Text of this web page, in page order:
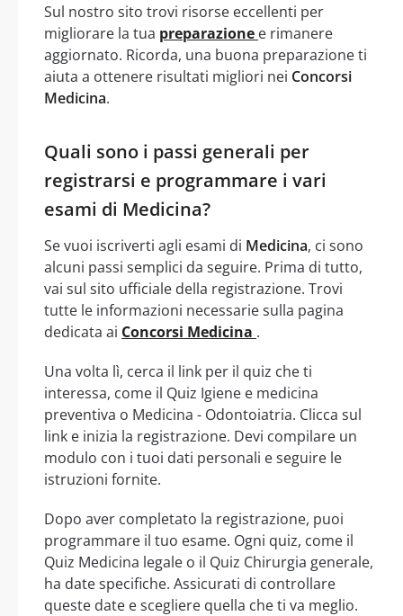
Sul nostro sito trovi risorse eccellenti per
migliorare la tua preparazione e rimanere
aggiornato. Ricorda, una buona preparazione ti
aiuta a ottenere risultati migliori nei Concorsi
Medicina.
Quali sono i passi generali per
registrarsi e programmare i vari
esami di Medicina?
Se vuoi iscriverti agli esami di Medicina, ci sono
alcuni passi semplici da seguire. Prima di tutto,
vai sul sito ufficiale della registrazione. Trovi
tutte le informazioni necessarie sulla pagina
dedicata ai Concorsi Medicina .
Una volta lì, cerca il link per il quiz che ti
interessa, come il Quiz Igiene e medicina
preventiva o Medicina - Odontoiatria. Clicca sul
link e inizia la registrazione. Devi compilare un
modulo con i tuoi dati personali e seguire le
istruzioni fornite.
Dopo aver completato la registrazione, puoi
programmare il tuo esame. Ogni quiz, come il
Quiz Medicina legale o il Quiz Chirurgia generale,
ha date specifiche. Assicurati di controllare
queste date e scegliere quella che ti va meglio.